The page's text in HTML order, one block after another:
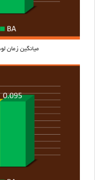
میانگین زمان